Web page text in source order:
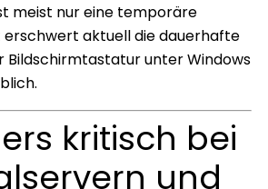
meist nur eine temporäre
erschwert aktuell die dauerhafte
Bildschirmtastatur unter Windows
kritisch bei
und